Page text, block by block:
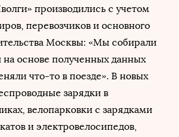
производились с учетом
перевозчиков и основного
Москвы: «Мы собирали
на основе полученных данных
что-то в поезде». В новых
зарядки в
велопарковки с зарядками
и электровелосипедов,